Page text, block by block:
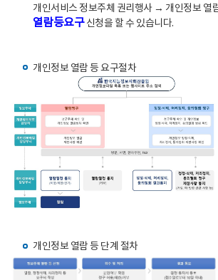
개인서비스 정보주체 권리행사 → 개인정보 열
열람등요구신청을 할 수 있습니다.
개인정보 열람 등 요구절차
개인정보 열람 등 단계 절차